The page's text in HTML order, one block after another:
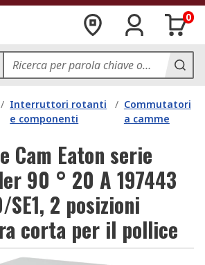
0
/ Interruttori rotanti
e componenti
/ Commutatori
a camme
Eaton serie
90 ° 20 A 197443
2 posizioni
corta per il pollice